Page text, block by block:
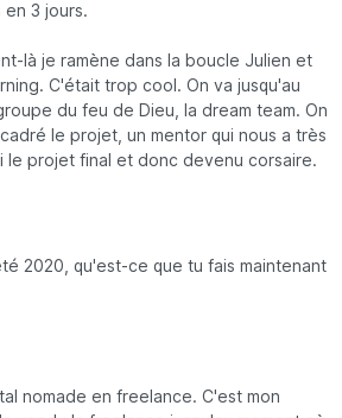
en 3 jours.
là je ramène dans la boucle Julien et
C'était trop cool. On va jusqu'au
du feu de Dieu, la dream team. On
le projet, un mentor qui nous a très
le projet final et donc devenu corsaire.
2020, qu'est-ce que tu fais maintenant
nomade en freelance. C'est mon